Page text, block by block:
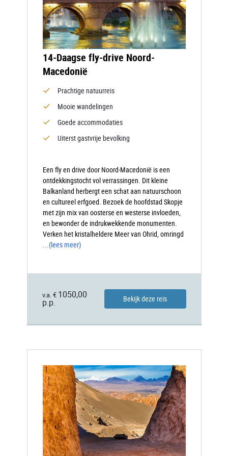
14-Daagse fly-drive Noord-
Macedonië
Prachtige natuurreis
Mooie wandelingen
Goede accommodaties
Uiterst gastvrije bevolking
Een fly en drive door Noord-Macedonië is een
ontdekkingstocht vol verrassingen. Dit kleine
Balkanland herbergt een schat aan natuurschoon
en cultureel erfgoed. Bezoek de hoofdstad Skopje
met zijn mix van oosterse en westerse invloeden,
en bewonder de indrukwekkende monumenten.
Verken het kristalheldere Meer van Ohrid, omringd
...(lees meer)
v.a. € 1050,00
p.p.
Bekijk deze reis